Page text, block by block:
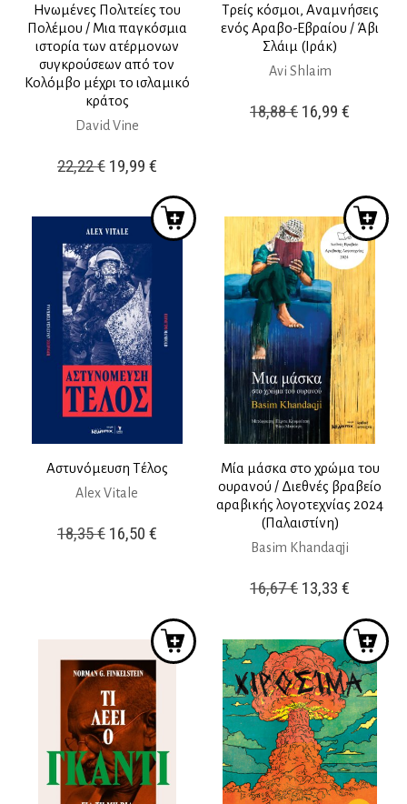
Ηνωμένες Πολιτείες του
Πολέμου / Mια παγκόσμια
ιστορία των ατέρμονων
συγκρούσεων από τον
Κολόμβο μέχρι το ισλαμικό
κράτος
David Vine
22,22€ Original
was:
22,22 €.
19,99 €Η
τιμή
είναι:
Τρείς κόσμοι, Αναμνήσεις
ενός Aραβo-Eβραίου / Άβι
Σλάιμ (Ιράκ)
Avi Shlaim
18,88€ Original
16,99€
16,99 €.
Αστυνόμευση Τέλος
Alex Vitale
18,35€ Original
16,50 €Η
16,50 €.
Μία μάσκα στο χρώμα του
ουρανού / Διεθνές βραβείο
αραβικής λογοτεχνίας 2024
(Παλαιστίνη)
Basim Khandaqji
16,67€ Original
was:
16,67 €.
13,33€
τιμή
είναι:
13,33 €.